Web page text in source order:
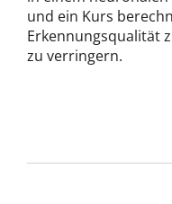
und ein Kurs
Erkennungsqualität
zu verringern.